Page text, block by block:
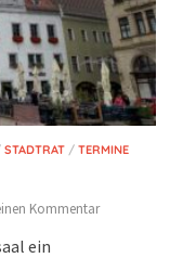
STADTRAT / TERMINE
Kommentar
ein